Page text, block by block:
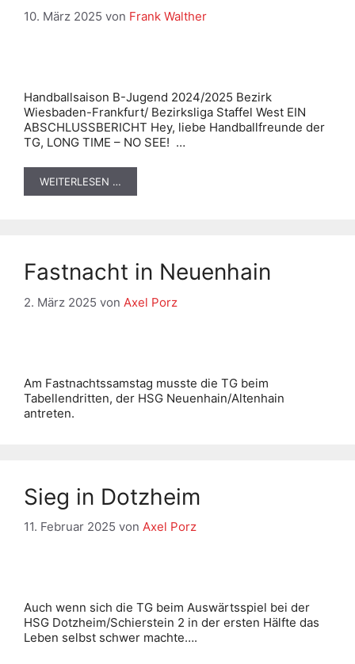
10. März 2025 von Frank Walther
Handballsaison B-Jugend 2024/2025 Bezirk
Wiesbaden-Frankfurt/ Bezirksliga Staffel West EIN
ABSCHLUSSBERICHT Hey, liebe Handballfreunde der
TG, LONG TIME – NO SEE! …
WEITERLESEN …
Fastnacht in Neuenhain
2. März 2025 von Axel Porz
Am Fastnachtssamstag musste die TG beim
Tabellendritten, der HSG Neuenhain/Altenhain
antreten.
Sieg in Dotzheim
11. Februar 2025 von Axel Porz
Auch wenn sich die TG beim Auswärtsspiel bei der
HSG Dotzheim/Schierstein 2 in der ersten Hälfte das
Leben selbst schwer machte….